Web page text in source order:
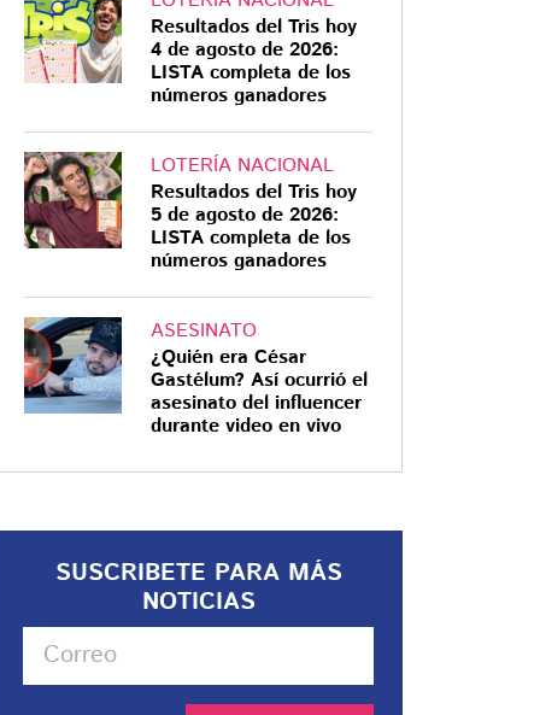
Resultados del Tris hoy
4 de agosto de 2026:
LISTA completa de los
números ganadores
LOTERÍA NACIONAL
Resultados del Tris hoy
5 de agosto de 2026:
LISTA completa de los
números ganadores
ASESINATO
¿Quién era César
Gastélum? Así ocurrió el
asesinato del influencer
durante video en vivo
SUSCRIBETE PARA MÁS
NOTICIAS